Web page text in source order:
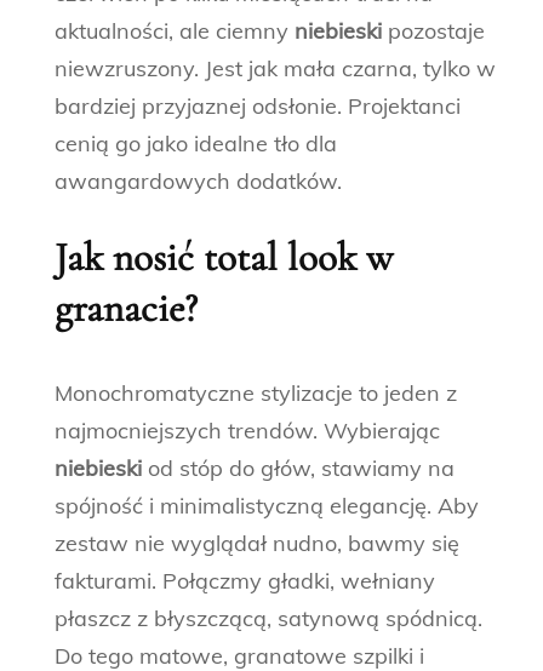
aktualności, ale ciemny niebieski pozostaje
niewzruszony. Jest jak mała czarna, tylko w
bardziej przyjaznej odsłonie. Projektanci
cenią go jako idealne tło dla
awangardowych dodatków.
Jak nosić total look w
granacie?
Monochromatyczne stylizacje to jeden z
najmocniejszych trendów. Wybierając
niebieski od stóp do głów, stawiamy na
spójność i minimalistyczną elegancję. Aby
zestaw nie wyglądał nudno, bawmy się
fakturami. Połączmy gładki, wełniany
płaszcz z błyszczącą, satynową spódnicą.
Do tego matowe, granatowe szpilki i